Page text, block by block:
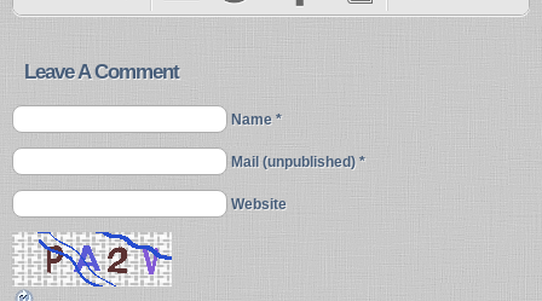
Leave A Comment
Name *
Mail (unpublished) *
Website